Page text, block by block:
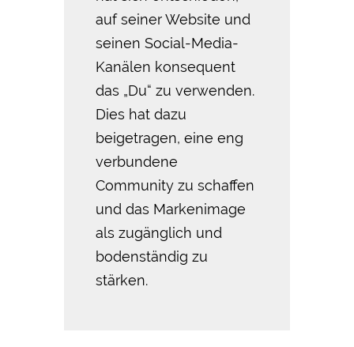
auf seiner Website und
seinen Social-Media-
Kanälen konsequent
das „Du“ zu verwenden.
Dies hat dazu
beigetragen, eine eng
verbundene
Community zu schaffen
und das Markenimage
als zugänglich und
bodenständig zu
stärken.